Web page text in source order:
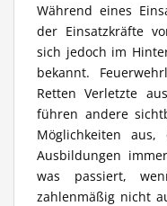
Während eines
der Einsatzkräfte
sich jedoch im
bekannt.
Retten Verletzte
führen andere
Möglichkeiten
Ausbildungen
was passiert,
zahlenmäßig nicht